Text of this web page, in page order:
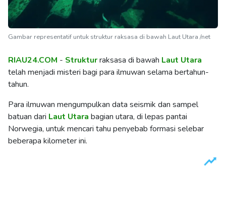
Gambar representatif untuk struktur raksasa di bawah Laut Utara /net
RIAU24.COM - Strukturraksasa di bawah Laut Utara
telah menjadi misteri bagi para ilmuwan selama bertahun-
tahun.
Para ilmuwan mengumpulkan data seismik dan sampel
batuan dari Laut Utara bagian utara, di lepas pantai
Norwegia, untuk mencari tahu penyebab formasi selebar
beberapa kilometer ini.